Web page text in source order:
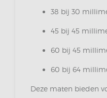
38 bij 30
45 bij 45
60 bij 45
60 bij 64
Deze maten bieden